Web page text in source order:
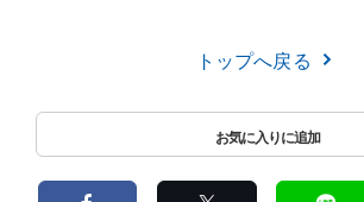
トップへ戻る